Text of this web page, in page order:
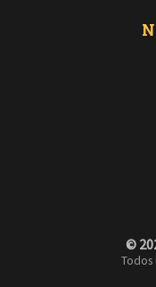
©
Todos